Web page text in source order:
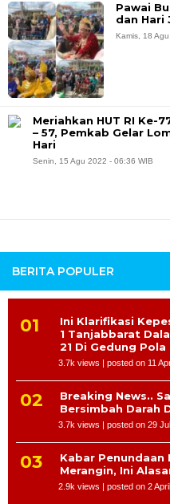
BERITA POPULER
Ini Klarifikasi
1 Tanjabbarat
21 Di Gedung Pola
3.7k views | posted on 11
Breaking News..
Bersimbah Darah
3.7k views | posted on 29
Kabar
Merangin, Ini
2.9k views | posted on 2
Pawai
dan Hari
Kamis, 18
Meriahkan HUT RI Ke-
– 57, Pemkab Gelar
Hari
Senin, 15 Agu 2022 - 06:36 WIB